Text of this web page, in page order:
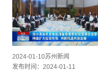
2024-01-10苏州新闻
发布时间：2024-01-11